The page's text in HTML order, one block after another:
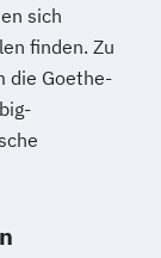
sich
finden. Zu
die Goethe-